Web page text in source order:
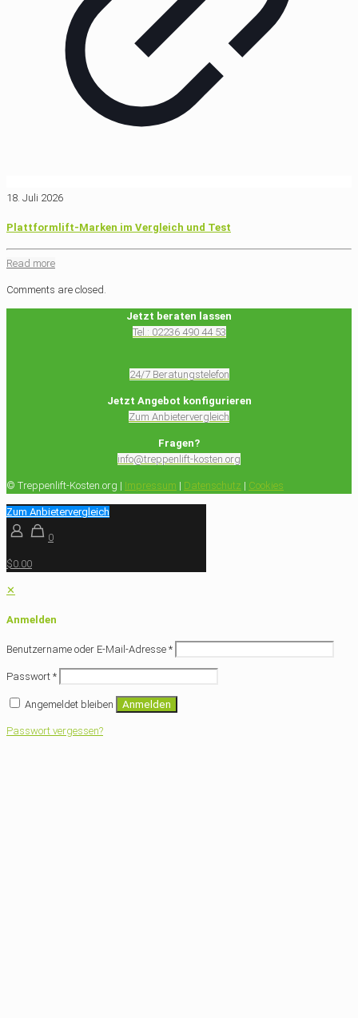
18. Juli 2026
Plattformlift-Marken im Vergleich und Test
Read more
Comments are closed.
Jetzt beraten lassen
Tel.: 02236 490 44 53
24/7 Beratungstelefon
Jetzt Angebot konfigurieren
Zum Anbietervergleich
Fragen?
info@treppenlift-kosten.org
© Treppenlift-Kosten.org | Impressum | Datenschutz | Cookies
Zum Anbietervergleich
0
$0.00
✕
Anmelden
Benutzername oder E-Mail-Adresse *
Passwort *
Angemeldet bleiben Anmelden
Passwort vergessen?